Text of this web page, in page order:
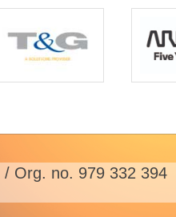
/ Org. no. 979 332 394